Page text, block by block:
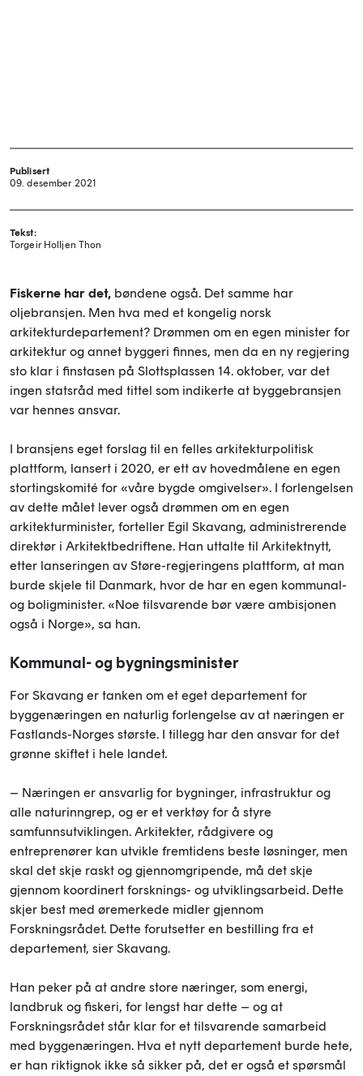
Publisert
09. desember 2021
Tekst:
Torgeir Holljen Thon
Fiskerne har det, bøndene også. Det samme har
oljebransjen. Men hva med et kongelig norsk
arkitekturdepartement? Drømmen om en egen minister for
arkitektur og annet byggeri finnes, men da en ny regjering
sto klar i finstasen på Slottsplassen 14. oktober, var det
ingen statsråd med tittel som indikerte at byggebransjen
var hennes ansvar.
I bransjens eget forslag til en felles arkitekturpolitisk
plattform, lansert i 2020, er ett av hovedmålene en egen
stortingskomité for «våre bygde omgivelser». I forlengelsen
av dette målet lever også drømmen om en egen
arkitekturminister, forteller Egil Skavang, administrerende
direktør i Arkitektbedriftene. Han uttalte til Arkitektnytt,
etter lanseringen av Støre-regjeringens plattform, at man
burde skjele til Danmark, hvor de har en egen kommunal-
og boligminister. «Noe tilsvarende bør være ambisjonen
også i Norge», sa han.
Kommunal- og bygningsminister
For Skavang er tanken om et eget departement for
byggenæringen en naturlig forlengelse av at næringen er
Fastlands-Norges største. I tillegg har den ansvar for det
grønne skiftet i hele landet.
– Næringen er ansvarlig for bygninger, infrastruktur og
alle naturinngrep, og er et verktøy for å styre
samfunnsutviklingen. Arkitekter, rådgivere og
entreprenører kan utvikle fremtidens beste løsninger, men
skal det skje raskt og gjennomgripende, må det skje
gjennom koordinert forsknings- og utviklingsarbeid. Dette
skjer best med øremerkede midler gjennom
Forskningsrådet. Dette forutsetter en bestilling fra et
departement, sier Skavang.
Han peker på at andre store næringer, som energi,
landbruk og fiskeri, for lengst har dette – og at
Forskningsrådet står klar for et tilsvarende samarbeid
med byggenæringen. Hva et nytt departement burde hete,
er han riktignok ikke så sikker på, det er også et spørsmål